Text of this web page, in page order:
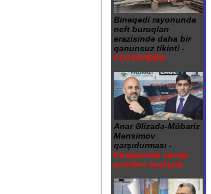
Binəqədi rayonunda
neft buruqları
ərazisində daha bir
qanunsuz tikinti -
FOTO/VİDEO
Anar Əlizadə-Mübariz
Mənsimov
qarşıdurması -
Kompromat savaşı
yenidən başlayıb